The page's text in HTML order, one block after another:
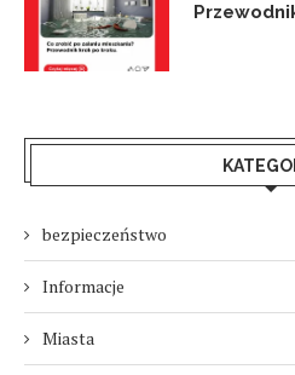
bezpieczeństwo
Informacje
Miasta